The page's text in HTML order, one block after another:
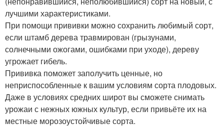
лучшими характеристиками.
При помощи прививки можно сохранить любимый сорт,
если штамб дерева травмирован (грызунами,
солнечными ожогами, ошибками при уходе), дереву
угрожает гибель.
Прививка поможет заполучить ценные, но
неприспособленные к вашим условиям сорта плодовых.
Даже в условиях средних широт вы сможете снимать
урожаи с нежных южных культур, если привьёте их на
местные морозоустойчивые сорта.